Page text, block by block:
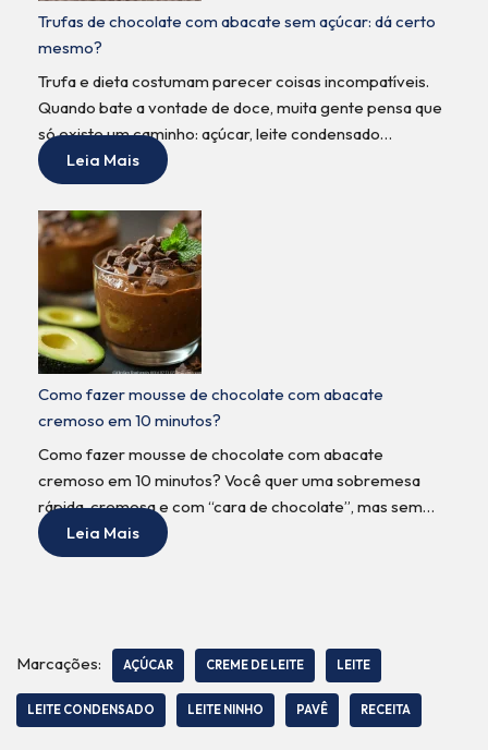
Trufas de chocolate com abacate sem açúcar: dá certo
mesmo?
Trufa e dieta costumam parecer coisas incompatíveis.
Quando bate a vontade de doce, muita gente pensa que
só existe um caminho: açúcar, leite condensado…
Leia Mais
Como fazer mousse de chocolate com abacate
cremoso em 10 minutos?
Como fazer mousse de chocolate com abacate
cremoso em 10 minutos? Você quer uma sobremesa
rápida, cremosa e com “cara de chocolate”, mas sem…
Leia Mais
Marcações: AÇÚCAR CREME DE LEITE LEITE
LEITE CONDENSADO LEITE NINHO PAVÊ RECEITA